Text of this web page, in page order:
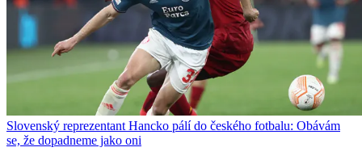
Slovenský reprezentant Hancko pálí do českého fotbalu: Obávám
se, že dopadneme jako oni